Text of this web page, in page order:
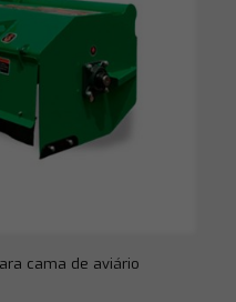
cama de aviário